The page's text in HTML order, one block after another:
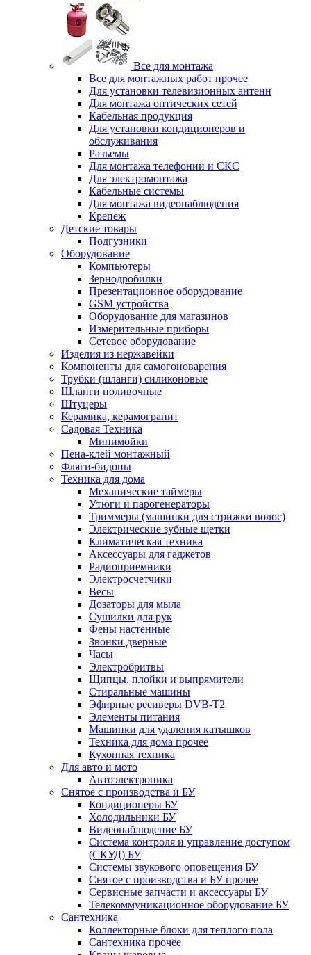
Все для монтажа
Все для монтажных работ прочее
Для установки телевизионных антенн
Для монтажа оптических сетей
Кабельная продукция
Для установки кондиционеров и
обслуживания
Разъемы
Для монтажа телефонии и СКС
Для электромонтажа
Кабельные системы
Для монтажа видеонаблюдения
Крепеж
Детские товары
Подгузники
Оборудование
Компьютеры
Зернодробилки
Презентационное оборудование
GSM устройства
Оборудование для магазинов
Измерительные приборы
Сетевое оборудование
Изделия из нержавейки
Компоненты для самогоноварения
Трубки (шланги) силиконовые
Шланги поливочные
Штуцеры
Керамика, керамогранит
Садовая Техника
Минимойки
Пена-клей монтажный
Фляги-бидоны
Техника для дома
Механические таймеры
Утюги и парогенераторы
Триммеры (машинки для стрижки волос)
Электрические зубные щетки
Климатическая техника
Аксессуары для гаджетов
Радиоприемники
Электросчетчики
Весы
Дозаторы для мыла
Сушилки для рук
Фены настенные
Звонки дверные
Часы
Электробритвы
Щипцы, плойки и выпрямители
Стиральные машины
Эфирные ресиверы DVB-T2
Элементы питания
Машинки для удаления катышков
Техника для дома прочее
Кухонная техника
Для авто и мото
Автоэлектроника
Снятое с производства и БУ
Кондиционеры БУ
Холодильники БУ
Видеонаблюдение БУ
Система контроля и управление доступом
(СКУД) БУ
Системы звукового оповещения БУ
Снятое с производства и БУ прочее
Сервисные запчасти и аксессуары БУ
Телекоммуникационное оборудование БУ
Сантехника
Коллекторные блоки для теплого пола
Сантехника прочее